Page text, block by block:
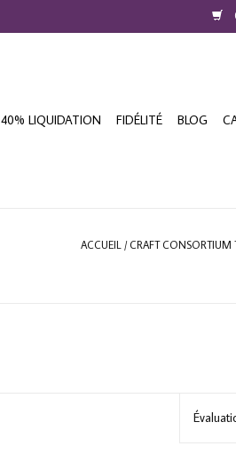
40% LIQUIDATION FIDÉLITÉ BLOG
ACCUEIL / CRAFT CONSORTIUM